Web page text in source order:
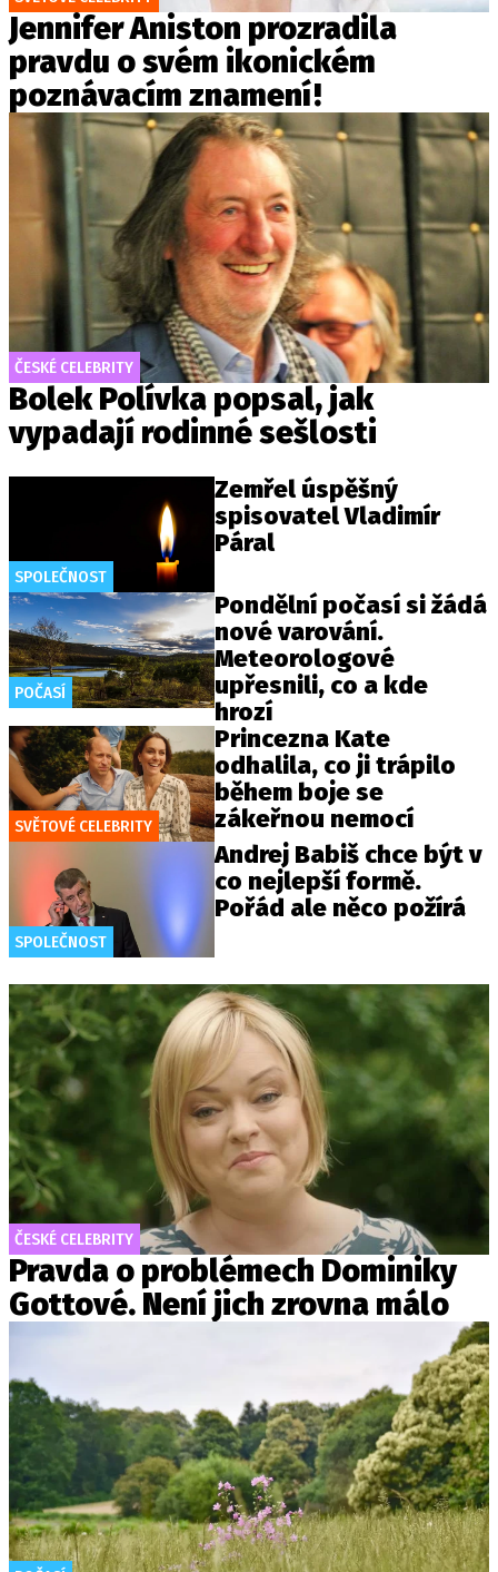
Jennifer Aniston prozradila
pravdu o svém ikonickém
poznávacím znamení!
ČESKÉ CELEBRITY
Bolek Polívka popsal, jak
vypadají rodinné sešlosti
SPOLEČNOST
Zemřel úspěšný
spisovatel Vladimír
Páral
POČASÍ
Pondělní počasí si žádá
nové varování.
Meteorologové
upřesnili, co a kde
hrozí
SVĚTOVÉ CELEBRITY
Princezna Kate
odhalila, co ji trápilo
během boje se
zákeřnou nemocí
SPOLEČNOST
Andrej Babiš chce být v
co nejlepší formě.
Pořád ale něco požírá
ČESKÉ CELEBRITY
Pravda o problémech Dominiky
Gottové. Není jich zrovna málo